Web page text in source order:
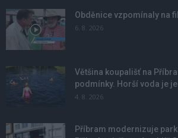
Obděnice vzpomínaly na
6. 8. 2026
Většina koupališť na
podmínky. Horší voda je
4. 8. 2026
Příbram modernizuje